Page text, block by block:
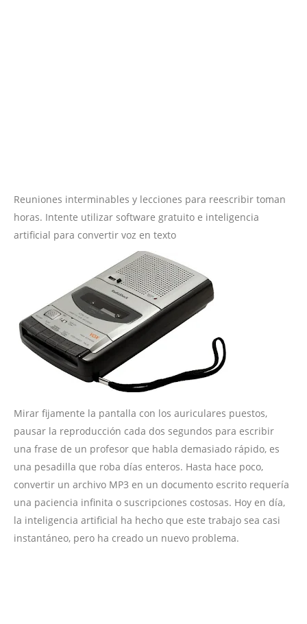
Reuniones interminables y lecciones para reescribir toman
horas. Intente utilizar software gratuito e inteligencia
artificial para convertir voz en texto
Mirar fijamente la pantalla con los auriculares puestos,
pausar la reproducción cada dos segundos para escribir
una frase de un profesor que habla demasiado rápido, es
una pesadilla que roba días enteros. Hasta hace poco,
convertir un archivo MP3 en un documento escrito requería
una paciencia infinita o suscripciones costosas. Hoy en día,
la inteligencia artificial ha hecho que este trabajo sea casi
instantáneo, pero ha creado un nuevo problema.